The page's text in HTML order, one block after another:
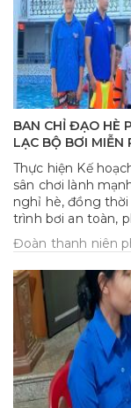
BAN CHỈ ĐẠO HÈ
LẠC BỘ BƠI
Thực hiện Kế
sân chơi lành
nghỉ hè, đồng
trình bơi an toàn,
đạo Hè phường
miễn phí hè năm
khăn trên địa bàn
Đoàn thanh niên